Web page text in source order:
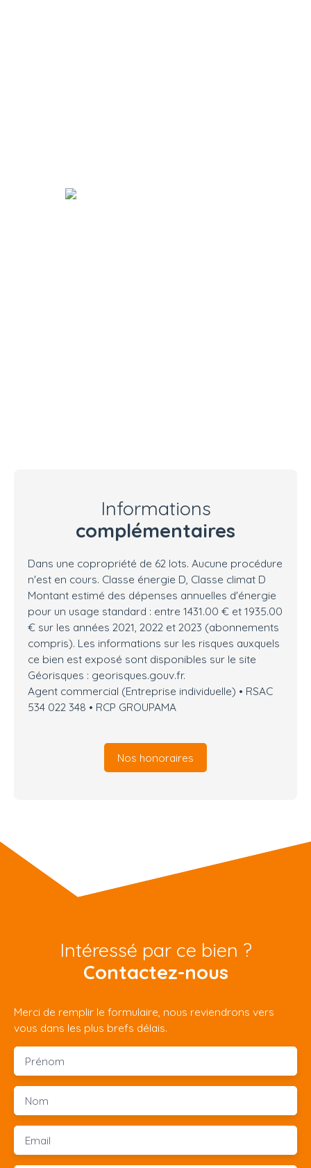
Informations
complémentaires
Dans une copropriété de 62 lots. Aucune procédure
n'est en cours. Classe énergie D, Classe climat D
Montant estimé des dépenses annuelles d'énergie
pour un usage standard : entre 1431.00 € et 1935.00
€ sur les années 2021, 2022 et 2023 (abonnements
compris). Les informations sur les risques auxquels
ce bien est exposé sont disponibles sur le site
Géorisques : georisques.gouv.fr.
Agent commercial (Entreprise individuelle) • RSAC
534 022 348 • RCP GROUPAMA
Nos honoraires
Intéressé par ce bien ?
Contactez-nous
Merci de remplir le formulaire, nous reviendrons vers
vous dans les plus brefs délais.
Prénom
Nom
Email